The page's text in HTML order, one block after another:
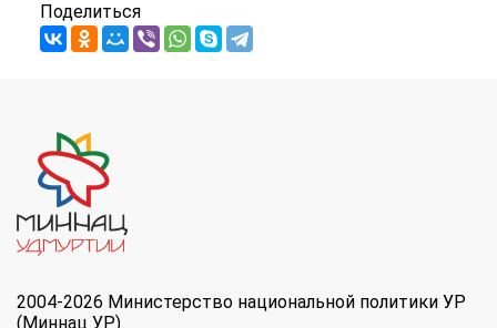
Поделиться
2004-2026 Министерство национальной политики УР
(Миннац УР)